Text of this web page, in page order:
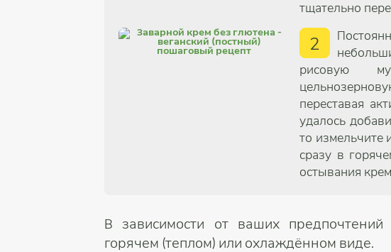
тщательно
2
рисовую
переставая
удалось
то измельчите
сразу в
остывания
В зависимости от ваших
горячем (теплом) или охлаждённом виде.